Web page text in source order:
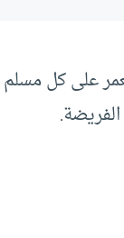
على كل مسلم